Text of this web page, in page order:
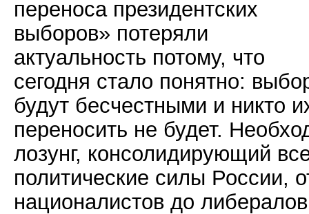
переноса президентских
выборов» потеряли
актуальность потому, что
сегодня стало понятно:
будут бесчестными и никто
переносить не будет.
лозунг, консолидирующий
политические силы России,
националистов до